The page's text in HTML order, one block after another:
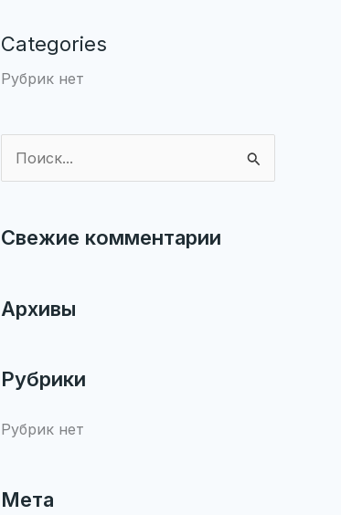
Categories
Рубрик нет
о
с
Свежие комментарии
Архивы
Рубрики
Рубрик нет
Мета